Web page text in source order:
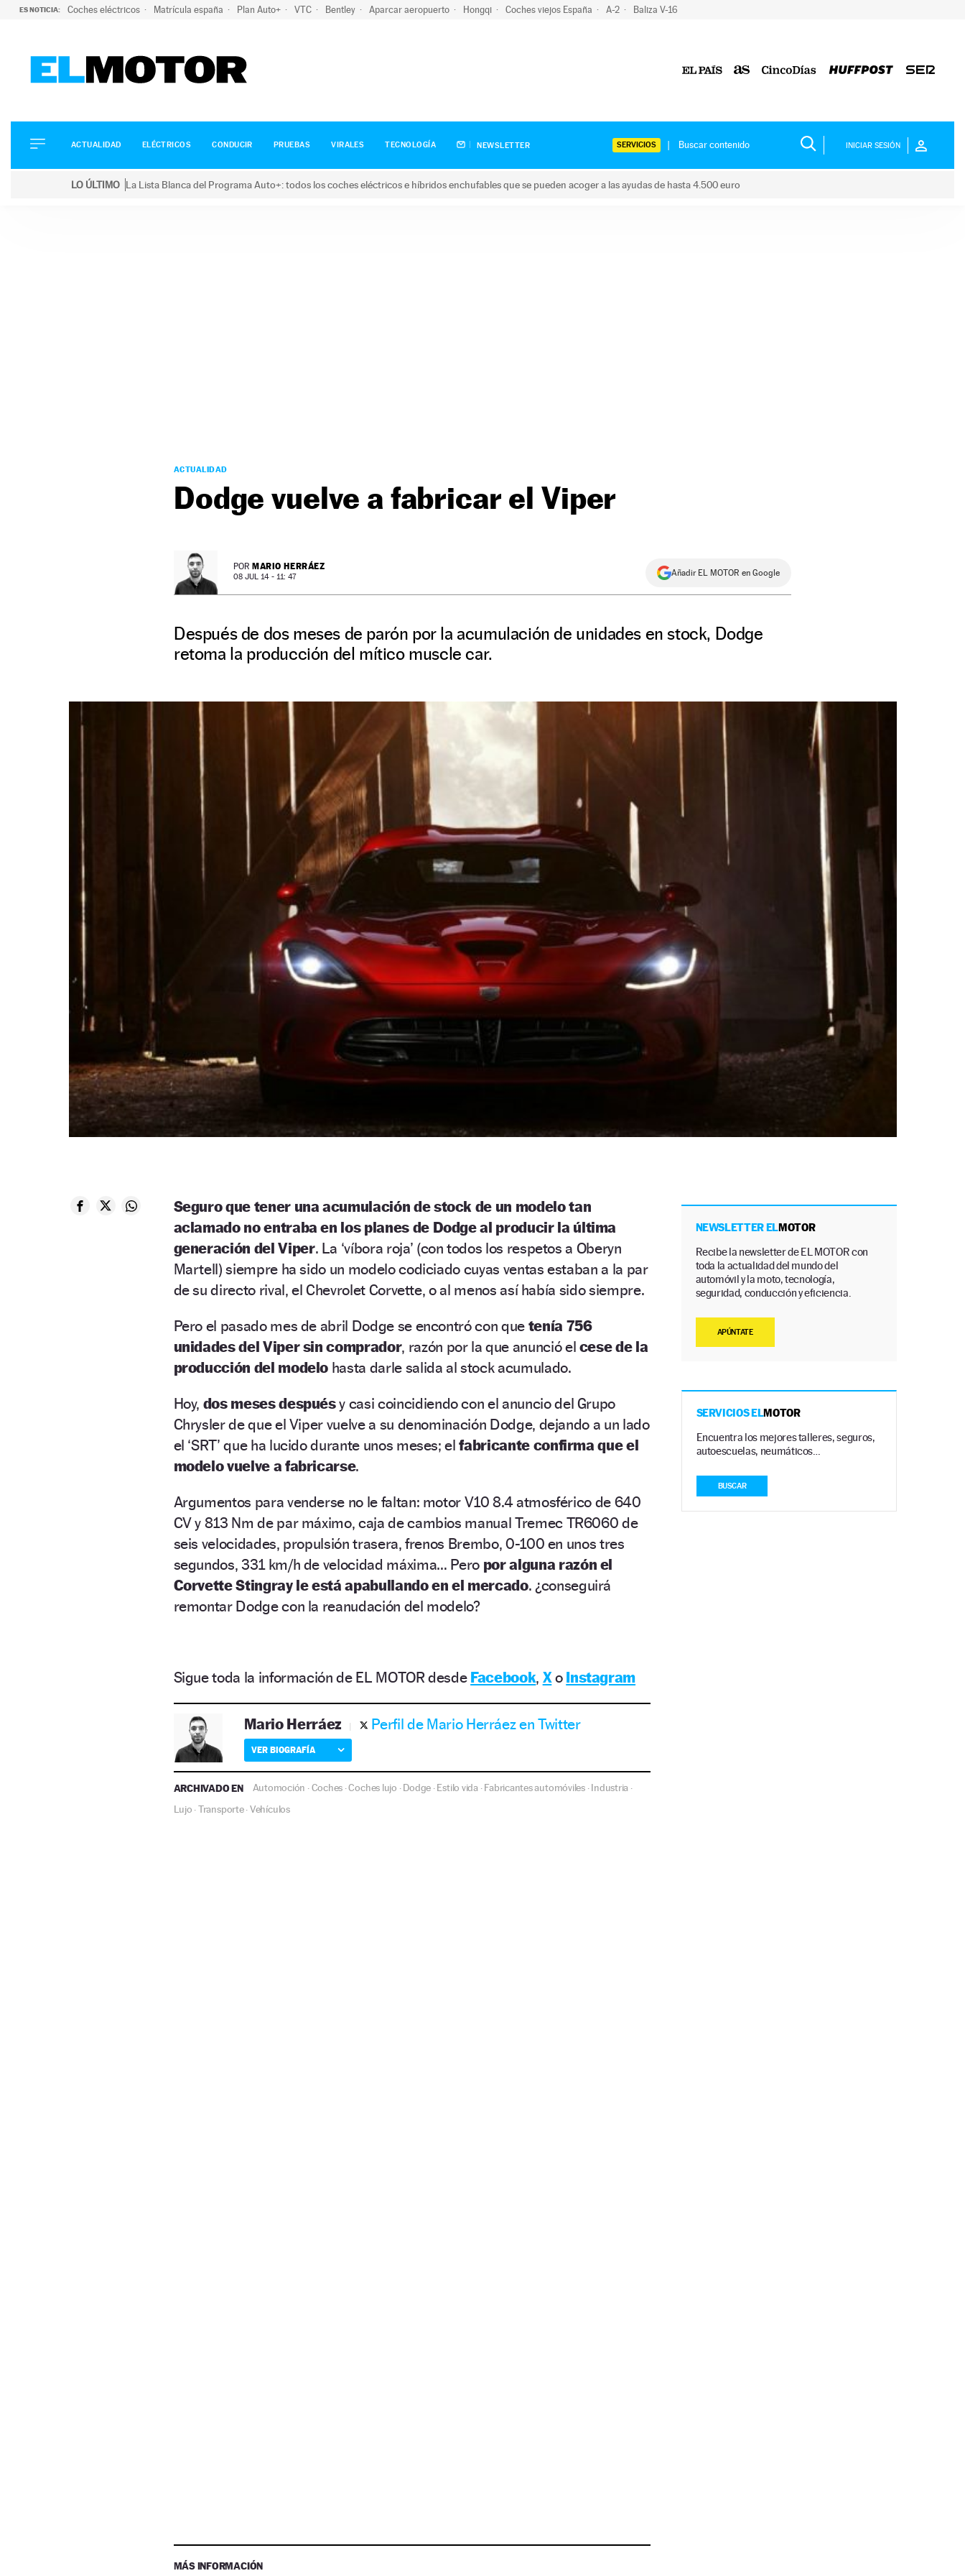
ES NOTICIA: Coches eléctricos Matrícula españa Plan Auto+ VTC Bentley Aparcar aeropuerto Hongqi Coches viejos España A-2 Baliza V-16
ELÉCTRICOS
CONDUCIR
ACTUALIDAD ELÉCTRICOS CONDUCIR PRUEBAS VIRALES TECNOLOGÍA NEWSLETTER SERVICIOS INICIAR SESIÓN
LO ÚLTIMO La Lista Blanca del Programa Auto+: todos los coches eléctricos e híbridos enchufables que se pueden acoger a las ayudas de hasta 4.500 euro
ACTUALIDAD
Dodge vuelve a fabricar el Viper
POR MARIO HERRÁEZ
08 JUL 14 - 11: 47 Añadir EL MOTOR en Google
Después de dos meses de parón por la acumulación de unidades en stock, Dodge
retoma la producción del mítico muscle car.
Seguro que tener una acumulación de stock de un modelo tan
aclamado no entraba en los planes de Dodge al producir la última
generación del Viper. La ‘víbora roja’ (con todos los respetos a Oberyn
Martell) siempre ha sido un modelo codiciado cuyas ventas estaban a la par
de su directo rival, el Chevrolet Corvette, o al menos así había sido siempre.
Pero el pasado mes de abril Dodge se encontró con que tenía 756
unidades del Viper sin comprador, razón por la que anunció el cese de la
producción del modelo hasta darle salida al stock acumulado.
Hoy, dos meses despuésy casi coincidiendo con el anuncio del Grupo
Chrysler de que el Viper vuelve a su denominación Dodge, dejando a un lado
el ‘SRT’ que ha lucido durante unos meses; elfabricante confirma que el
modelo vuelve a fabricarse.
Argumentos para venderse no le faltan: motor V10 8.4 atmosférico de 640
CV y 813 Nm de par máximo, caja de cambios manual Tremec TR6060 de
seis velocidades, propulsión trasera, frenos Brembo, 0-100 en unos tres
segundos, 331 km/h de velocidad máxima… Pero por alguna razón el
Corvette Stingray le está apabullando en el mercado. ¿conseguirá
remontar Dodge con la reanudación del modelo?
Sigue toda la información de EL MOTOR desde Facebook, Xo Instagram
Mario Herráez Perfil de Mario Herráez en Twitter
VER BIOGRAFÍA
ARCHIVADO EN Automoción ·Coches ·Coches lujo ·Dodge ·Estilo vida·Fabricantes automóviles·Industria ·
Lujo ·Transporte·Vehículos
MÁS INFORMACIÓN
NEWSLETTER ELMOTOR
Recibe la newsletter de EL MOTOR con
toda la actualidad del mundo del
automóvil y la moto, tecnología,
seguridad, conducción y eficiencia.
APÚNTATE
SERVICIOS ELMOTOR
Encuentra los mejores talleres, seguros,
autoescuelas, neumáticos…
BUSCAR